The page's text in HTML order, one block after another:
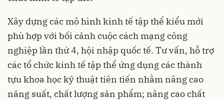
Xây dựng các mô hình kinh tế tập thể kiểu mới
phù hợp với bối cảnh cuộc cách mạng công
nghiệp lần thứ 4, hội nhập quốc tế. Tư vấn, hỗ trợ
các tổ chức kinh tế tập thể ứng dụng các thành
tựu khoa học kỹ thuật tiên tiến nhằm nâng cao
năng suất, chất lượng sản phẩm; nâng cao chất